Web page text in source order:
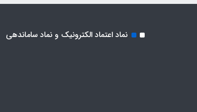
نماد اعتماد الکترونیک و نماد ساماندهی